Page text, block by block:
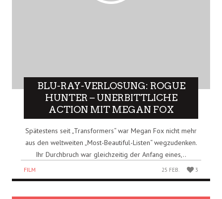
BLU-RAY-VERLOSUNG: ROGUE
HUNTER – UNERBITTLICHE
ACTION MIT MEGAN FOX
Spätestens seit „Transformers“ war Megan Fox nicht mehr
aus den weltweiten „Most-Beautiful-Listen“ wegzudenken.
Ihr Durchbruch war gleichzeitig der Anfang eines,..
FILM 25 FEB. 3